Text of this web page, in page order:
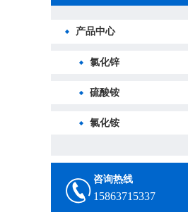
产品中心
氯化锌
硫酸铵
氯化铵
咨询热线
15863715337